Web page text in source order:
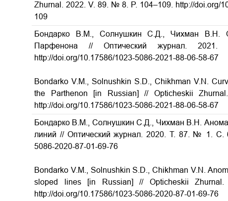
Zhurnal. 2022. V. 89. № 8. P. 104–109. http://doi.org/
109
Бондарко В.М., Солнушкин С.Д., Чихман В.Н.
Парфенона // Оптический журнал.
http://doi.org/10.17586/1023-5086-2021-88-06-58-67
Bondarko V.M., Solnushkin S.D., Chikhman V.N.
the Parthenon [in Russian] // Opticheskii
http://doi.org/10.17586/1023-5086-2021-88-06-58-67
Бондарко В.М., Солнушкин С.Д., Чихман В.Н.
линий // Оптический журнал. 2020. Т. 87. № 1. С.
5086-2020-87-01-69-76
Bondarko V.M., Solnushkin S.D., Chikhman V.N.
sloped lines [in Russian] // Opticheskii
http://doi.org/10.17586/1023-5086-2020-87-01-69-76